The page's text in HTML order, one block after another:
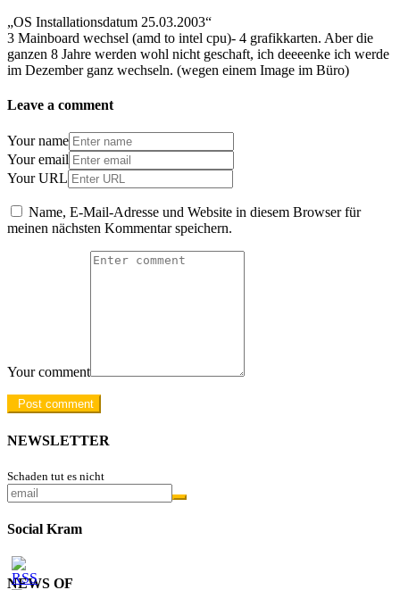
„OS Installationsdatum 25.03.2003“
3 Mainboard wechsel (amd to intel cpu)- 4 grafikkarten. Aber die
ganzen 8 Jahre werden wohl nicht geschaft, ich deeeenke ich werde
im Dezember ganz wechseln. (wegen einem Image im Büro)
Leave a comment
Your name
Your email
Your URL
Name, E-Mail-Adresse und Website in diesem Browser für
meinen nächsten Kommentar speichern.
Your comment
NEWSLETTER
Schaden tut es nicht
Social Kram
NEWS OF